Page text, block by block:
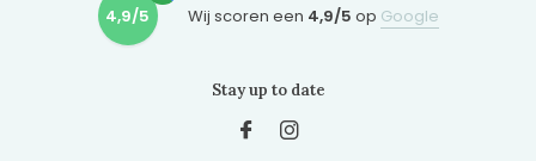
4,9/5 Wij scoren een 4,9/5 op Google
Stay up to date